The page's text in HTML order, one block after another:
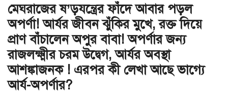
মেঘরাজের ষ’ড়যন্ত্রের ফাঁদে আবার পড়ল
অপর্ণা! আর্যর জীবন ঝুঁকির মুখে, রক্ত দিয়ে
প্রাণ বাঁচালেন অপুর বাবা! অপর্ণার জন্য
রাজলক্ষ্মীর চরম উদ্বেগ, আর্যর অবস্থা
আশঙ্কাজনক ! এরপর কী লেখা আছে ভাগ্যে
আর্য-অপর্ণার?